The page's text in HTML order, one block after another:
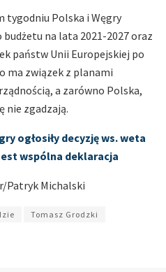
tygodniu Polska i Węgry
na lata 2021-2027 oraz
państw Unii Europejskiej po
ma związek z planami
a zarówno Polska,
nie zgadzają.
ogłosiły decyzję ws. weta
wspólna deklaracja
Patryk Michalski
Tomasz Grodzki